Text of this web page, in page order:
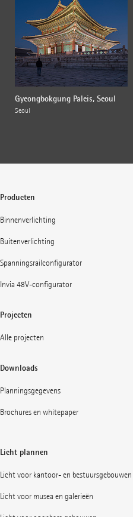
Gyeongbokgung Paleis, Seoul
Seoul
Producten
Binnenverlichting
Buitenverlichting
Spanningsrailconfigurator
Invia 48V-configurator
Projecten
Alle projecten
Downloads
Planningsgegevens
Brochures en whitepaper
Licht plannen
Licht voor kantoor- en bestuursgebouwen
Licht voor musea en galerieën